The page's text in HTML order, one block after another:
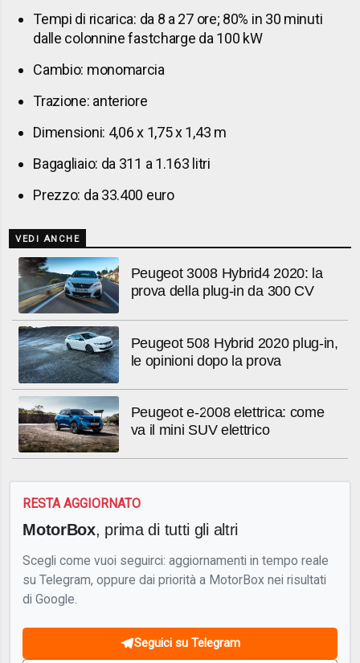
Tempi di ricarica: da 8 a 27 ore; 80% in 30 minuti
dalle colonnine fastcharge da 100 kW
Cambio: monomarcia
Trazione: anteriore
Dimensioni: 4,06 x 1,75 x 1,43 m
Bagagliaio: da 311 a 1.163 litri
Prezzo: da 33.400 euro
VEDI ANCHE
Peugeot 3008 Hybrid4 2020: la
prova della plug-in da 300 CV
Peugeot 508 Hybrid 2020 plug-in,
le opinioni dopo la prova
Peugeot e-2008 elettrica: come
va il mini SUV elettrico
RESTA AGGIORNATO
MotorBox, prima di tutti gli altri
Scegli come vuoi seguirci: aggiornamenti in tempo reale
su Telegram, oppure dai priorità a MotorBox nei risultati
di Google.
Seguici su Telegram